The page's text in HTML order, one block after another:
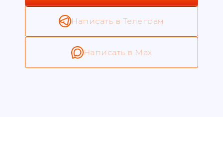
Написать в Телеграм
Написать в Max